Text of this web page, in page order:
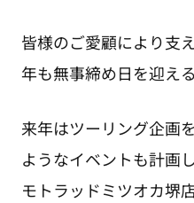
皆様のご愛顧により支
年も無事締め日を迎え
来年はツーリング企画
ようなイベントも計画
モトラッドミツオカ堺